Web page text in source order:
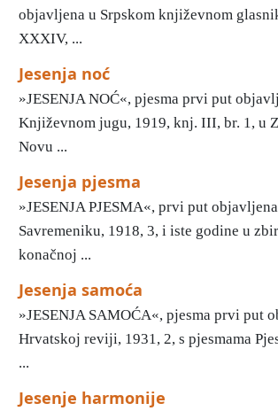
objavljena u Srpskom književnom
XXXIV, ...
Jesenja noć
»JESENJA NOĆ«, pjesma prvi put
Književnom jugu, 1919, knj. III, br. 1, u
Novu ...
Jesenja pjesma
»JESENJA PJESMA«, prvi put
Savremeniku, 1918, 3, i iste godine u
konačnoj ...
Jesenja samoća
»JESENJA SAMOĆA«, pjesma prvi put
Hrvatskoj reviji, 1931, 2, s pjesmama
...
Jesenje harmonije